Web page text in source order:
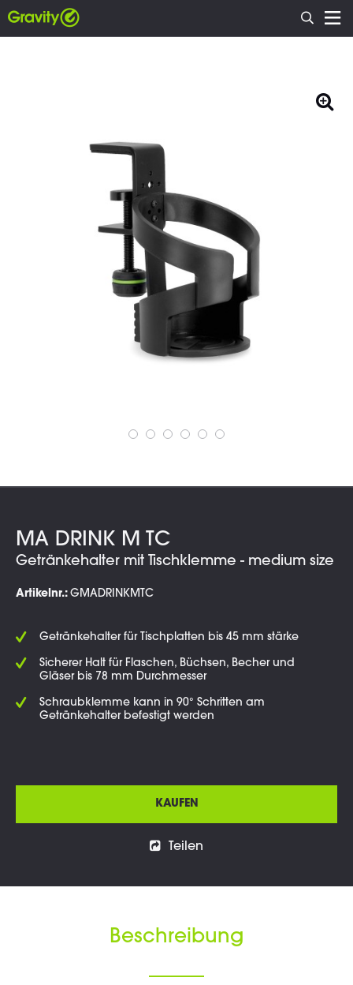
MA DRINK M TC
Getränkehalter mit Tischklemme - medium size
Artikelnr.: GMADRINKMTC
Getränkehalter für Tischplatten bis 45 mm stärke
Sicherer Halt für Flaschen, Büchsen, Becher und
Gläser bis 78 mm Durchmesser
Schraubklemme kann in 90° Schritten am
Getränkehalter befestigt werden
KAUFEN
Teilen
Beschreibung